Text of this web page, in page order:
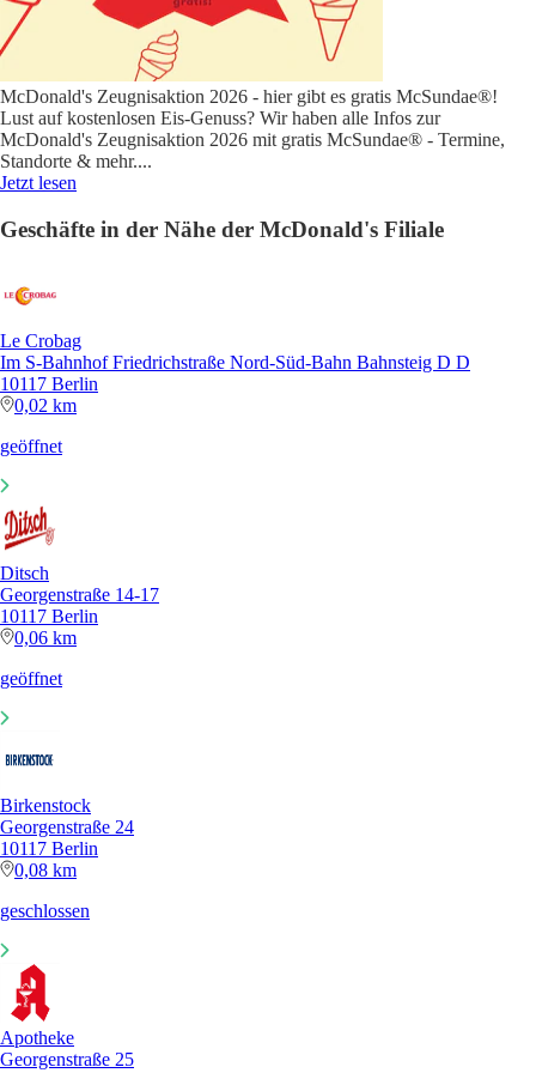
McDonald's Zeugnisaktion 2026 - hier gibt es gratis McSundae®!
Lust auf kostenlosen Eis-Genuss? Wir haben alle Infos zur
McDonald's Zeugnisaktion 2026 mit gratis McSundae® - Termine,
Standorte & mehr....
Jetzt lesen
Geschäfte in der Nähe der McDonald's Filiale
Le Crobag
Im S-Bahnhof Friedrichstraße Nord-Süd-Bahn Bahnsteig D D
10117 Berlin
0,02 km
geöffnet
Ditsch
Georgenstraße 14-17
10117 Berlin
0,06 km
geöffnet
Birkenstock
Georgenstraße 24
10117 Berlin
0,08 km
geschlossen
Apotheke
Georgenstraße 25